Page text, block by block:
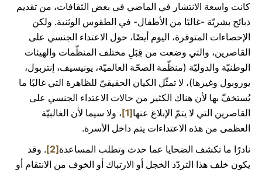
كانت واسعة الانتشار في الماضي في بعض الثقافات، من تقديم
ذبائح بشريّة -غالبًا من الأطفال- في الطقوس الوثنية. ولكن
الإحصاءات المتوفرة، اليوم أيضًا، حول الاعتداء الجنسي على
القاصرين، والتي وضعت من قِبَلِ مختلف المنظّمات والهيئات
الوطنيّة والدوليّة (منظّمة الصحّة العالميّة، يونيسيف، إنتربول،
يوروبول وغيرها)، لا تمثّل الكيان الحقيقيّ للظاهرة التي غالبًا ما
يُستخفّ بها لأن هناك الكثير من حالات الاعتداء الجنسي على
القاصرين التي لا يتمّ الإبلاغ عنها[1]
، ولا سيما لأن الغالبيّة
العظمى من هذه الاعتداءات يتم داخل الأسرة.
نادرًا ما تكشف الضحايا عما حدث وتطلب المساعدة[2]
. وقد
يكون خلف هذا التردّد الخجل أو الارتباك أو الخوف من الانتقام أو